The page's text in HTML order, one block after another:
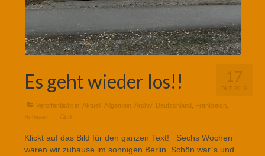
17
OKT. 2018
Es geht wieder los!!
Veröffentlicht in: Aktuell Allgemein Archiv Deutschland Frankreich
Schweiz
| 0
Klickt auf das Bild für den ganzen Text! Sechs Wochen
waren wir zuhause im sonnigen Berlin. Schön war`s und